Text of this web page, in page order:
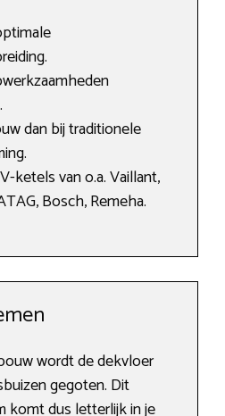
dan bij traditionele
ketels van o.a. Vaillant,
Bosch, Remeha.
wordt de dekvloer
gegoten. Dit
komt dus letterlijk in je